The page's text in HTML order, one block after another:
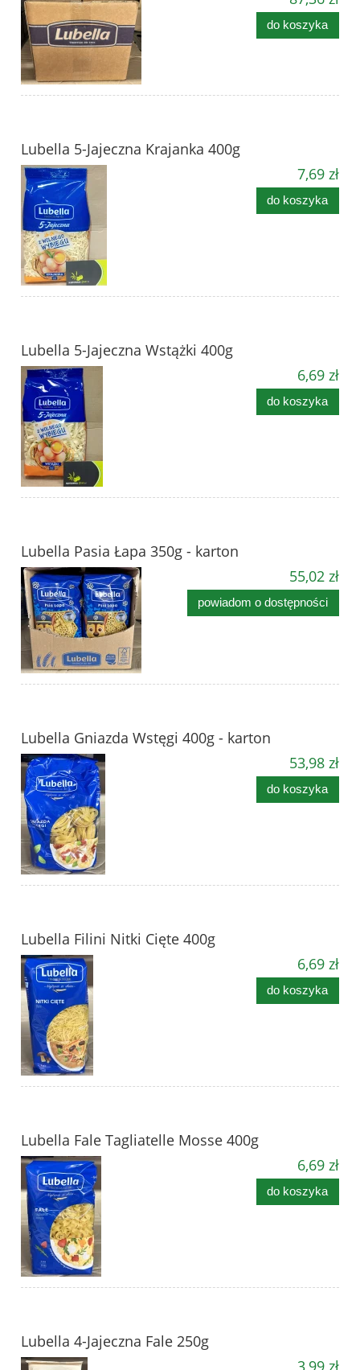
do koszyka
Lubella 5-Jajeczna Krajanka 400g
7,69 zł
do koszyka
Lubella 5-Jajeczna Wstążki 400g
6,69 zł
do koszyka
Lubella Pasia Łapa 350g - karton
55,02 zł
powiadom o dostępności
Lubella Gniazda Wstęgi 400g - karton
53,98 zł
do koszyka
Lubella Filini Nitki Cięte 400g
6,69 zł
do koszyka
Lubella Fale Tagliatelle Mosse 400g
6,69 zł
do koszyka
Lubella 4-Jajeczna Fale 250g
3,99 zł